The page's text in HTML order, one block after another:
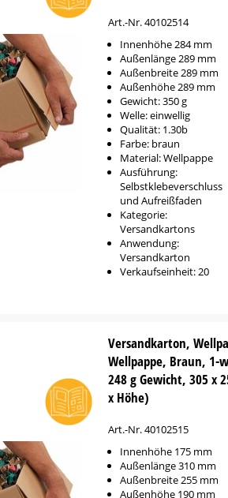
Art.-Nr. 40102514
Innenhöhe 284 mm
Außenlänge 289 mm
Außenbreite 289 mm
Außenhöhe 289 mm
Gewicht: 350 g
Welle: einwellig
Qualität: 1.30b
Farbe: braun
Material: Wellpappe
Ausführung:
Selbstklebeverschluss
und Aufreißfaden
Kategorie:
Versandkartons
Anwendung:
Versandkarton
Verkaufseinheit: 20
Versandkarton,
Wellpappe, Braun, 1-
248 g Gewicht, 305 x
x Höhe)
Art.-Nr. 40102515
Innenhöhe 175 mm
Außenlänge 310 mm
Außenbreite 255 mm
Außenhöhe 190 mm